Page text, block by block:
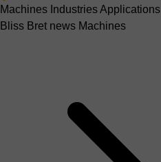
Machines IndustriesApplications
Bliss Bret news Machines